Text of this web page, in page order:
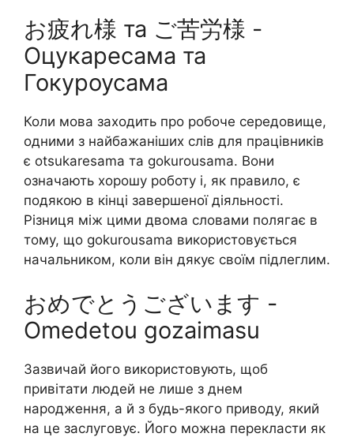
お疲れ様 та ご苦労様 -
Оцукаресама та
Гокуроусама
Коли мова заходить про робоче середовище,
одними з найбажаніших слів для працівників
є otsukaresama та gokurousama. Вони
означають хорошу роботу і, як правило, є
подякою в кінці завершеної діяльності.
Різниця між цими двома словами полягає в
тому, що gokurousama використовується
начальником, коли він дякує своїм підлеглим.
おめでとうございます -
Omedetou gozaimasu
Зазвичай його використовують, щоб
привітати людей не лише з днем
народження, а й з будь-якого приводу, який
на це заслуговує. Його можна перекласти як